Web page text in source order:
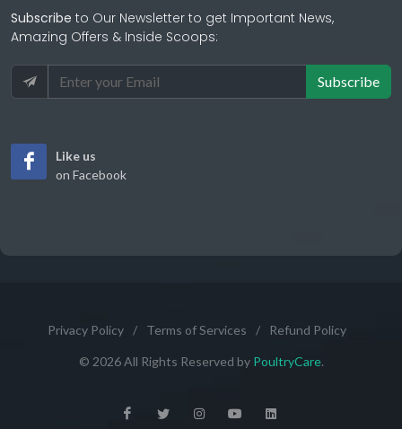
Subscribe to Our Newsletter to get Important News,
Amazing Offers & Inside Scoops:
Subscribe
Like us
on Facebook
Privacy Policy / Terms of Services / Refund Policy
© 2026 All Rights Reserved by PoultryCare.